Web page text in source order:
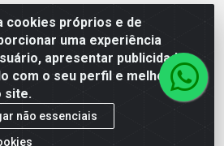
cookies próprios e de
uma experiência
apresentar publicidade
com o seu perfil e melhorar a
site.
não essenciais
Miguel Paulista São Paulo/SP - CEP
CNPJ: 03.010.739/0001-72